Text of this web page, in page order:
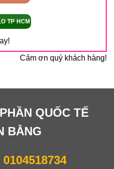
TP HCM
Cảm ơn quý khách hàng!
QUỐC TẾ
BẰNG